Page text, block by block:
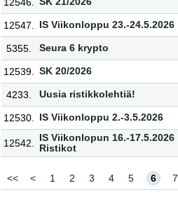
12547.
IS Viikonloppu 23.-24.5.2026
5355.
Seura 6 krypto
12539.
SK 20/2026
4233.
Uusia ristikkolehtiä!
12530.
IS Viikonloppu 2.-3.5.2026
12542.
IS Viikonlopun 16.-17.5.2026
Ristikot
<< < 1 2 3 4 5 6 7